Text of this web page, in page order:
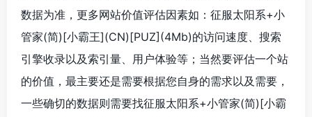
数据为准，更多网站价值评估因素如：征服太阳系+小
管家(简)[小霸王](CN)[PUZ](4Mb)的访问速度、搜索
引擎收录以及索引量、用户体验等；当然要评估一个站
的价值，最主要还是需要根据您自身的需求以及需要，
一些确切的数据则需要找征服太阳系+小管家(简)[小霸